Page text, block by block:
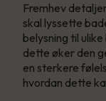
Fremhev
skal lyssette
belysning til
dette øker den
en sterkere
hvordan dette